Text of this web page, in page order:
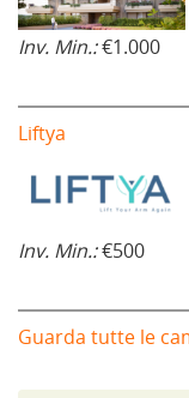
Inv. Min.:€1.000
Liftya
Inv. Min.:€500
Guarda tutte le